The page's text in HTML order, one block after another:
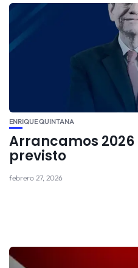
ENRIQUE QUINTANA
Arrancamos
previsto
febrero 27, 2026